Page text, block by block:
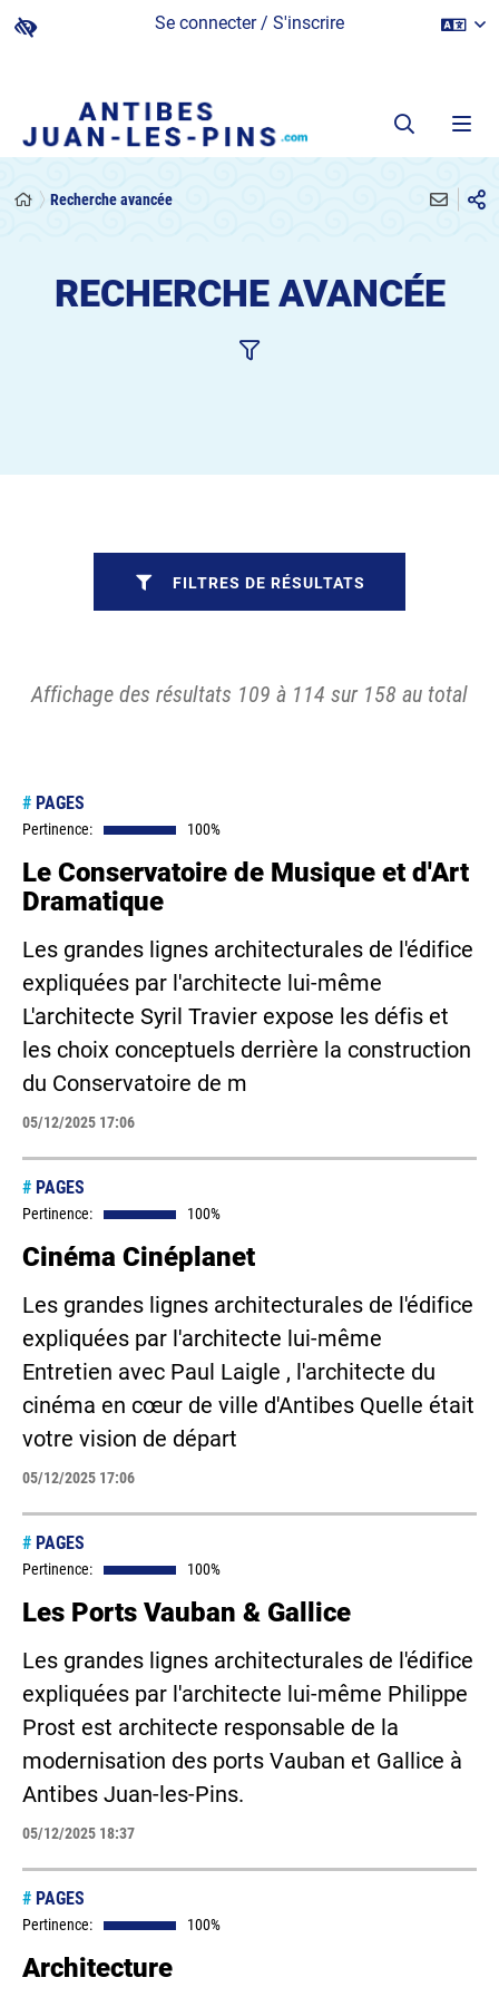
Se connecter / S'inscrire
Recherche avancée
RECHERCHE AVANCÉE
Affichage des résultats 109 à 114 sur 158 au total
# PAGES
Pertinence: 100%
Le Conservatoire de Musique et d'Art
Dramatique
Les grandes lignes architecturales de l'édifice
expliquées par l'architecte lui-même
L'architecte Syril Travier expose les défis et
les choix conceptuels derrière la construction
du Conservatoire de m
05/12/2025 17:06
# PAGES
Pertinence: 100%
Cinéma Cinéplanet
Les grandes lignes architecturales de l'édifice
expliquées par l'architecte lui-même
Entretien avec Paul Laigle , l'architecte du
cinéma en cœur de ville d'Antibes Quelle était
votre vision de départ
05/12/2025 17:06
# PAGES
Pertinence: 100%
Les Ports Vauban & Gallice
Les grandes lignes architecturales de l'édifice
expliquées par l'architecte lui-même Philippe
Prost est architecte responsable de la
modernisation des ports Vauban et Gallice à
Antibes Juan-les-Pins.
05/12/2025 18:37
# PAGES
Pertinence: 100%
Architecture
FILTRES DE RÉSULTATS